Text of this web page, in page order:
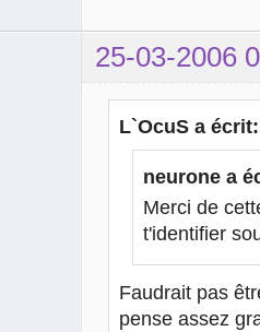
25-03-2006
L`OcuS a écrit:
neurone a
Merci de
t'identifier
Faudrait pas
pense assez